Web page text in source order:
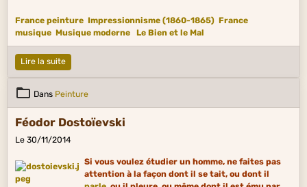
France peinture Impressionnisme (1860-1865) France
musique Musique moderne Le Bien et le Mal
Lire la suite
Dans Peinture
Féodor Dostoïevski
Le 30/11/2014
Si vous voulez étudier un homme, ne faites pas
attention à la façon dont il se tait, ou dont il